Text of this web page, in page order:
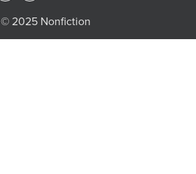
© 2025 Nonfiction